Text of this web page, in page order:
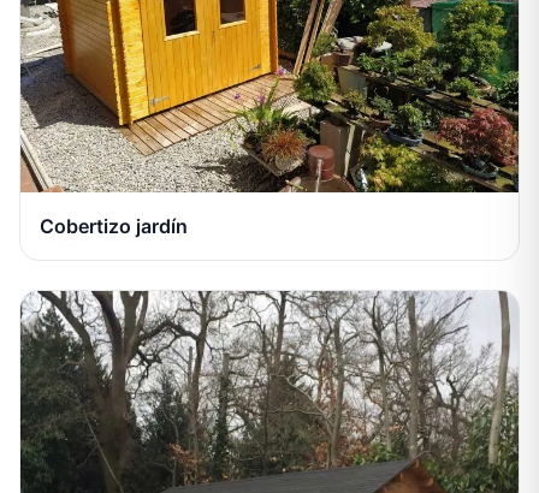
Cobertizo jardín